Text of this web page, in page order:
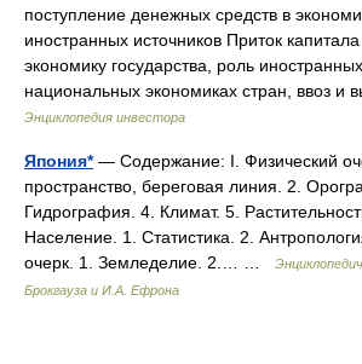
поступление денежных средств в
иностранных источников Приток
экономику государства, роль
национальных экономиках стран, ввоз
Энциклопедия инвестора
Япония*— Содержание: I. Физический
пространство, береговая линия. 2.
Гидрография. 4. Климат. 5.
Население. 1. Статистика. 2.
очерк. 1. Земледелие. 2.… …
Брокгауза и И.А. Ефрона